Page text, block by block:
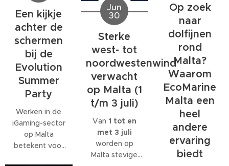
Een kijkje
achter de
schermen
bij de
Evolution
Summer
Party
Werken in de
iGaming-sector
op Malta
betekent voor
Jun
30
Sterke
west- tot
noordwestenwind
verwacht
op Malta (1
t/m 3 juli)
Van 1 tot en
met 3 juli
worden op
Malta stevige
Op zoek
naar
dolfijnen
rond
Malta?
Waarom
EcoMarine
Malta een
heel
andere
ervaring
biedt